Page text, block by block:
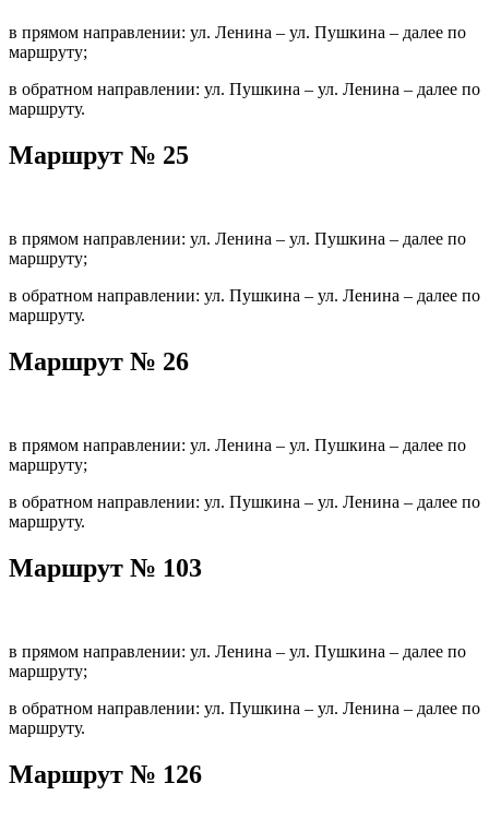
в прямом направлении: ул. Ленина – ул. Пушкина – далее по
маршруту;
в обратном направлении: ул. Пушкина – ул. Ленина – далее по
маршруту.
Маршрут № 25
в прямом направлении: ул. Ленина – ул. Пушкина – далее по
маршруту;
в обратном направлении: ул. Пушкина – ул. Ленина – далее по
маршруту.
Маршрут № 26
в прямом направлении: ул. Ленина – ул. Пушкина – далее по
маршруту;
в обратном направлении: ул. Пушкина – ул. Ленина – далее по
маршруту.
Маршрут № 103
в прямом направлении: ул. Ленина – ул. Пушкина – далее по
маршруту;
в обратном направлении: ул. Пушкина – ул. Ленина – далее по
маршруту.
Маршрут № 126